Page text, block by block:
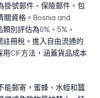
掛號郵件、保險郵件、包
關資格。Bosnia and
別評估為0%、5%、
註冊稅。進入自由流通的
CIF方法，涵蓋貨品成本
能郵寄，蜜蜂、水蛭和蠶